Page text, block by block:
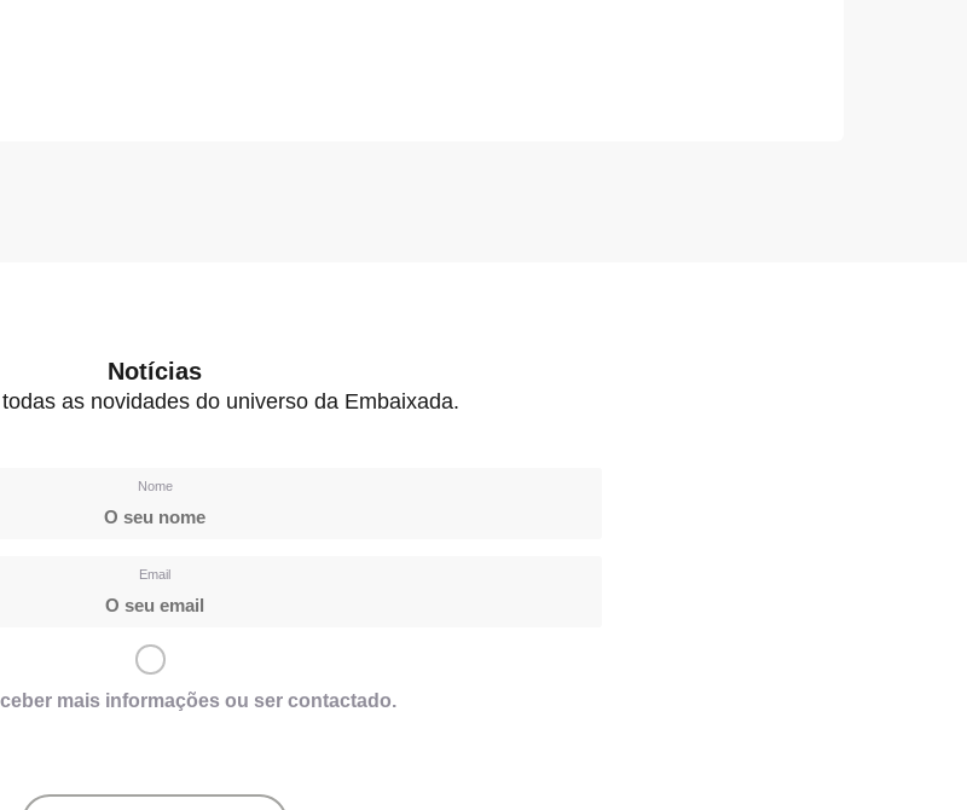
Notícias
as novidades do universo da Embaixada.
Nome
Email
mais informações ou ser contactado.